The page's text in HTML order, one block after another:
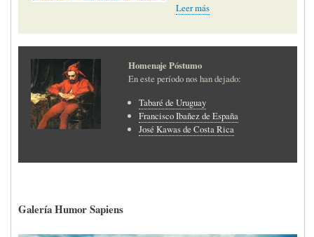
Leer más
Homenaje Póstumo
En este período nos han dejado:
Tabaré de Uruguay
Francisco Ibañez de España
José Kawas de Costa Rica
Galería Humor Sapiens